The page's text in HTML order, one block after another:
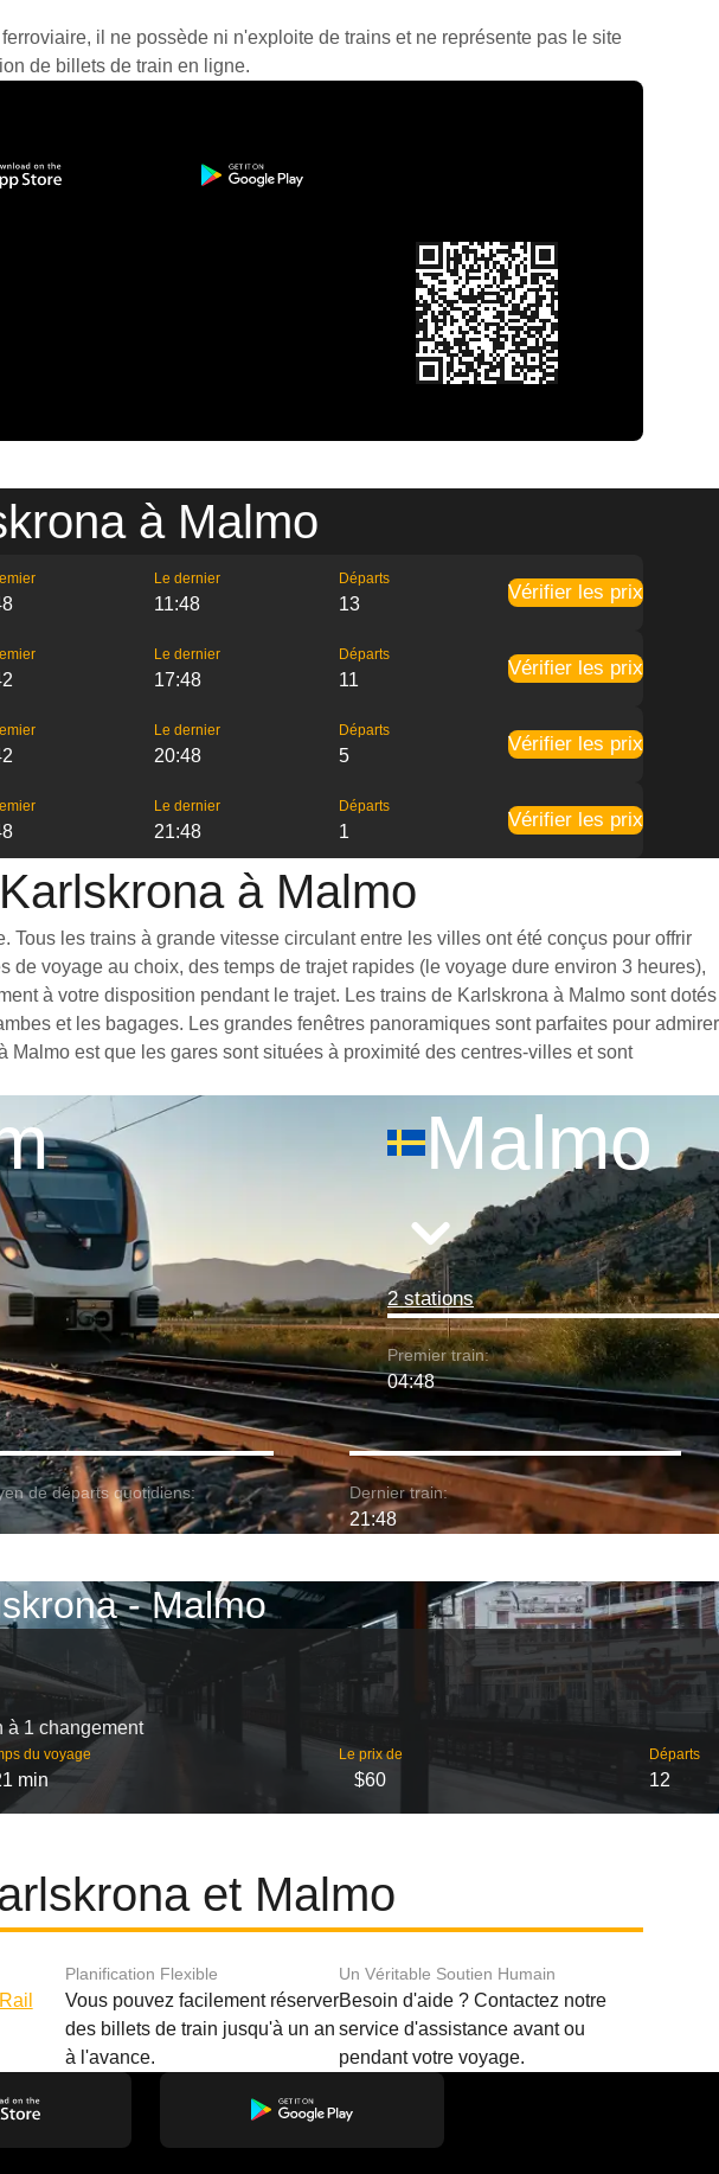
il ne possède ni n'exploite de trains et ne représente pas le site
de billets de train en ligne.
à Malmo
Le dernier
11:48
Départs
13
Vérifier les prix
Le dernier
17:48
Départs
11
Vérifier les prix
Le dernier
20:48
Départs
5
Vérifier les prix
Le dernier
21:48
Départs
1
Vérifier les prix
à Malmo
les trains à grande vitesse circulant entre les villes ont été conçus pour offrir
voyage au choix, des temps de trajet rapides (le voyage dure environ 3 heures),
à votre disposition pendant le trajet. Les trains de Karlskrona à Malmo sont dotés
et les bagages. Les grandes fenêtres panoramiques sont parfaites pour admirer
est que les gares sont situées à proximité des centres-villes et sont
Malmo
2 stations
Premier train:
04:48
de départs quotidiens: Dernier train:
21:48
- Malmo
à 1 changement
du voyage
min
Le prix de
$60
Départs
12
et Malmo
Rail
Planification Flexible
Vous pouvez facilement réserver
des billets de train jusqu'à un an
à l'avance.
Un Véritable Soutien Humain
Besoin d'aide ? Contactez notre
service d'assistance avant ou
pendant votre voyage.